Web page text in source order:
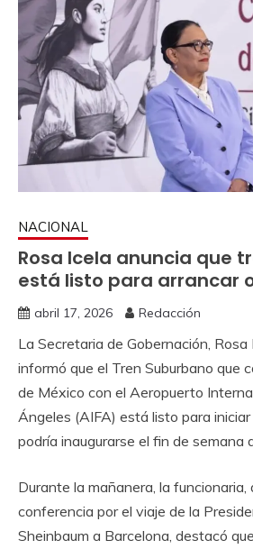
NACIONAL
Rosa Icela anuncia que
está listo para arrancar
abril 17, 2026 Redacción
La Secretaria de Gobernación, Rosa
informó que el Tren Suburbano que
de México con el Aeropuerto
Ángeles (AIFA) está listo para
podría inaugurarse el fin de semana
Durante la mañanera, la funcionaria,
conferencia por el viaje de la
Sheinbaum a Barcelona, destacó